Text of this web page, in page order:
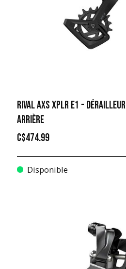
RIVAL AXS XPLR E1 - DÉRAILLEUR
ARRIÈRE
C$474.99
Disponible